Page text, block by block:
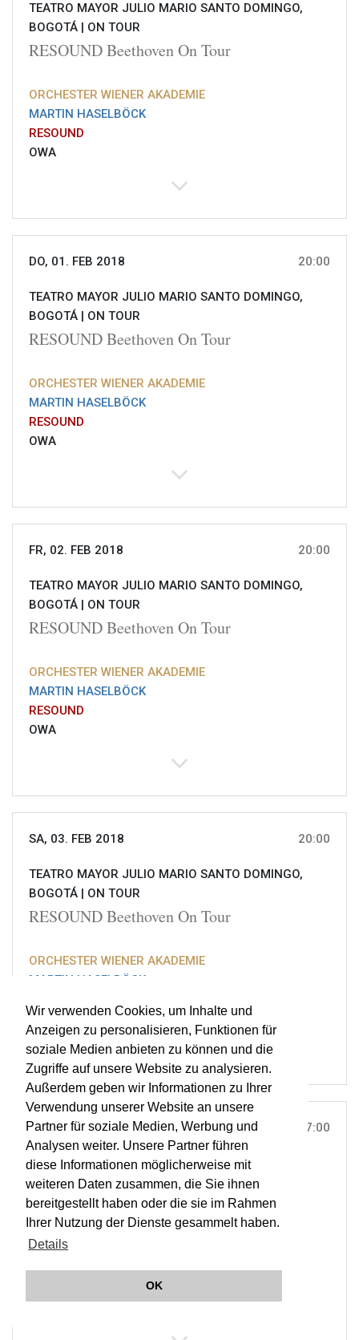
Wir verwenden Cookies, um Inhalte und
Anzeigen zu personalisieren, Funktionen für
soziale Medien anbieten zu können und die
Zugriffe auf unsere Website zu analysieren.
Außerdem geben wir Informationen zu Ihrer
Verwendung unserer Website an unsere
Partner für soziale Medien, Werbung und
Analysen weiter. Unsere Partner führen
diese Informationen möglicherweise mit
weiteren Daten zusammen, die Sie ihnen
bereitgestellt haben oder die sie im Rahmen
Ihrer Nutzung der Dienste gesammelt haben.
Details
OK
TEATRO MAYOR JULIO MARIO SANTO DOMINGO,
BOGOTÁ | ON TOUR
RESOUND Beethoven On Tour
ORCHESTER WIENER AKADEMIE
MARTIN HASELBÖCK
RESOUND
OWA
DO, 01. FEB 2018 20:00
TEATRO MAYOR JULIO MARIO SANTO DOMINGO,
BOGOTÁ | ON TOUR
RESOUND Beethoven On Tour
ORCHESTER WIENER AKADEMIE
MARTIN HASELBÖCK
RESOUND
OWA
FR, 02. FEB 2018 20:00
TEATRO MAYOR JULIO MARIO SANTO DOMINGO,
BOGOTÁ | ON TOUR
RESOUND Beethoven On Tour
ORCHESTER WIENER AKADEMIE
MARTIN HASELBÖCK
RESOUND
OWA
SA, 03. FEB 2018 20:00
TEATRO MAYOR JULIO MARIO SANTO DOMINGO,
BOGOTÁ | ON TOUR
RESOUND Beethoven On Tour
ORCHESTER WIENER AKADEMIE
MARTIN HASELBÖCK
OWA
SO, 04. FEB 2018 17:00
TEATRO MAYOR JULIO MARIO SANTO DOMINGO,
BOGOTÁ |ON TOUR
RESOUND Beethoven On Tour
ORCHESTER WIENER AKADEMIE
MARTIN HASELBÖCK